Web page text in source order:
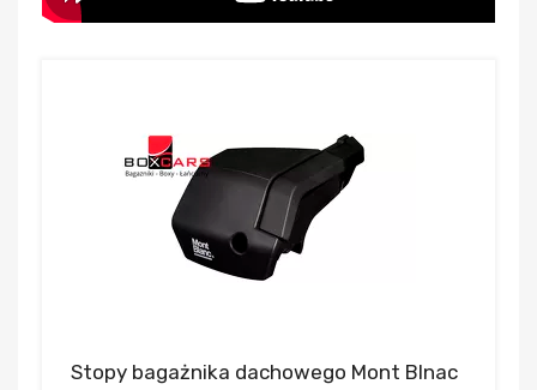
Stopy bagażnika dachowego Mont Blnac